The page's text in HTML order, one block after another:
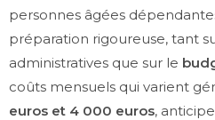
personnes âgées
préparation rigoureuse, tant
administratives que sur le
coûts mensuels qui varient
euros et 4 000 euros,